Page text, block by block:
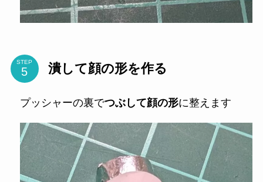
STEP 潰して顔の形を作る
プッシャーの裏でつぶして顔の形に整えます